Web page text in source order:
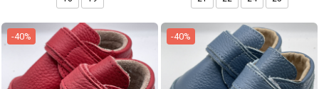
-40% -40%